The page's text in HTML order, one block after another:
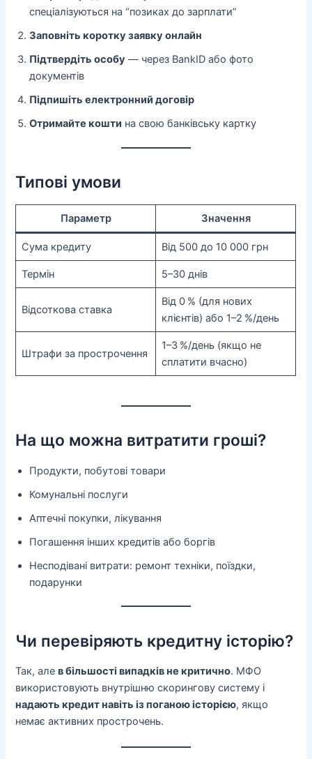
спеціалізуються на “позиках до зарплати”
Заповніть коротку заявку онлайн
Підтвердіть особу — через BankID або фото
документів
Підпишіть електронний договір
Отримайте кошти на свою банківську картку
Типові умови
Параметр Значення
Сума кредиту Від 500 до 10 000 грн
Термін 5–30 днів
Відсоткова ставка
Від 0 % (для нових
клієнтів) або 1–2 %/день
Штрафи за прострочення
1–3 %/день (якщо не
сплатити вчасно)
На що можна витратити гроші?
Продукти, побутові товари
Комунальні послуги
Аптечні покупки, лікування
Погашення інших кредитів або боргів
Несподівані витрати: ремонт техніки, поїздки,
подарунки
Чи перевіряють кредитну історію?
Так, алев більшості випадків не критично. МФО
використовують внутрішню скорингову систему і
надають кредит навіть із поганою історією, якщо
немає активних прострочень.